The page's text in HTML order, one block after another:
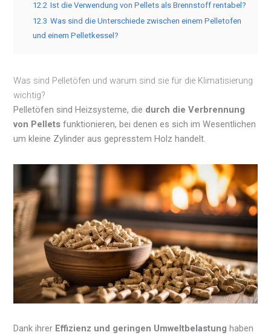
12.2 Ist die Verwendung von Pellets als Brennstoff rentabel?
12.3 Was sind die Unterschiede zwischen einem Pelletofen
und einem Pelletkessel?
Was sind Pelletöfen und warum sind sie für die Klimatisierung
wichtig?
Pelletöfen sind Heizsysteme, die durch die Verbrennung
von Pellets funktionieren, bei denen es sich im Wesentlichen
um kleine Zylinder aus gepresstem Holz handelt.
Dank ihrer Effizienz und geringen Umweltbelastung haben